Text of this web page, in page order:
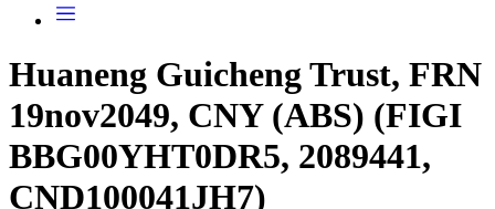
Huaneng Guicheng Trust, FRN
19nov2049, CNY (ABS) (FIGI
BBG00YHT0DR5, 2089441,
CND100041JH7)